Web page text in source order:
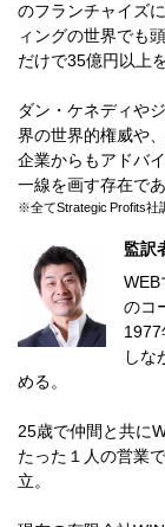
のフランチャイズ
ィングの世界でも
だけで35億円以上
ダン・ケネディや
界の世界的権威や
企業からもアドバ
一線を画す存在であ
※全てStrategic Profits社
監訳
WEB
のコ
しな
める。
25歳で仲間と共に
たった１人の営業
立。